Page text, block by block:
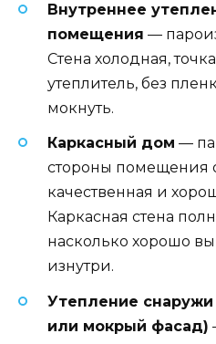
Внутреннее
помещения —
Стена холодная,
утеплитель, без
мокнуть.
Каркасный дом —
стороны помещения
качественная и
Каркасная стена
насколько хорошо
изнутри.
Утепление
или мокрый фасад)